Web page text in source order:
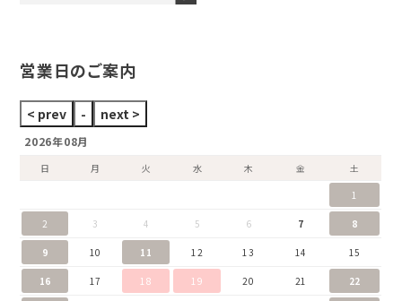
営業日のご案内
2026年08月
日 月 火 水 木 金
土
1
2 3 4 5 6 7 8
9 10 11 12 13 14 15
16 17 18 19 20 21 22